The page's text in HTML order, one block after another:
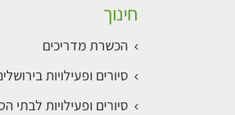
חינוך
הכשרת מדריכים
סיורים ופעילויות
סיורים ופעילויות לבתי